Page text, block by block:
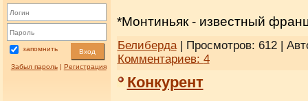
запомнить Вход
Забыл пароль| Регистрация
*Монтиньяк - известный
Белиберда| Просмотров: 612 |
Комментариев: 4
Конкурент